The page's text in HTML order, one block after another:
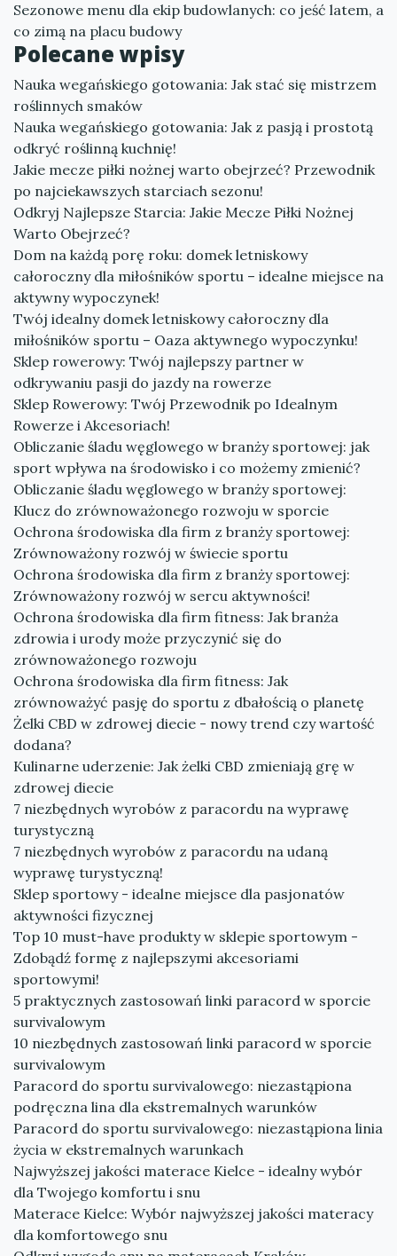
Sezonowe menu dla ekip budowlanych: co jeść latem, a
co zimą na placu budowy
Polecane wpisy
Nauka wegańskiego gotowania: Jak stać się mistrzem
roślinnych smaków
Nauka wegańskiego gotowania: Jak z pasją i prostotą
odkryć roślinną kuchnię!
Jakie mecze piłki nożnej warto obejrzeć? Przewodnik
po najciekawszych starciach sezonu!
Odkryj Najlepsze Starcia: Jakie Mecze Piłki Nożnej
Warto Obejrzeć?
Dom na każdą porę roku: domek letniskowy
całoroczny dla miłośników sportu – idealne miejsce na
aktywny wypoczynek!
Twój idealny domek letniskowy całoroczny dla
miłośników sportu – Oaza aktywnego wypoczynku!
Sklep rowerowy: Twój najlepszy partner w
odkrywaniu pasji do jazdy na rowerze
Sklep Rowerowy: Twój Przewodnik po Idealnym
Rowerze i Akcesoriach!
Obliczanie śladu węglowego w branży sportowej: jak
sport wpływa na środowisko i co możemy zmienić?
Obliczanie śladu węglowego w branży sportowej:
Klucz do zrównoważonego rozwoju w sporcie
Ochrona środowiska dla firm z branży sportowej:
Zrównoważony rozwój w świecie sportu
Ochrona środowiska dla firm z branży sportowej:
Zrównoważony rozwój w sercu aktywności!
Ochrona środowiska dla firm fitness: Jak branża
zdrowia i urody może przyczynić się do
zrównoważonego rozwoju
Ochrona środowiska dla firm fitness: Jak
zrównoważyć pasję do sportu z dbałością o planetę
Żelki CBD w zdrowej diecie - nowy trend czy wartość
dodana?
Kulinarne uderzenie: Jak żelki CBD zmieniają grę w
zdrowej diecie
7 niezbędnych wyrobów z paracordu na wyprawę
turystyczną
7 niezbędnych wyrobów z paracordu na udaną
wyprawę turystyczną!
Sklep sportowy - idealne miejsce dla pasjonatów
aktywności fizycznej
Top 10 must-have produkty w sklepie sportowym -
Zdobądź formę z najlepszymi akcesoriami
sportowymi!
5 praktycznych zastosowań linki paracord w sporcie
survivalowym
10 niezbędnych zastosowań linki paracord w sporcie
survivalowym
Paracord do sportu survivalowego: niezastąpiona
podręczna lina dla ekstremalnych warunków
Paracord do sportu survivalowego: niezastąpiona linia
życia w ekstremalnych warunkach
Najwyższej jakości materace Kielce - idealny wybór
dla Twojego komfortu i snu
Materace Kielce: Wybór najwyższej jakości materacy
dla komfortowego snu